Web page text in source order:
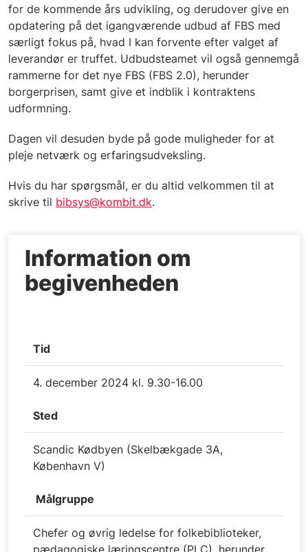
for de kommende års udvikling, og derudover give en
opdatering på det igangværende udbud af FBS med
særligt fokus på, hvad I kan forvente efter valget af
leverandør er truffet. Udbudsteamet vil også gennemgå
rammerne for det nye FBS (FBS 2.0), herunder
borgerprisen, samt give et indblik i kontraktens
udformning.
Dagen vil desuden byde på gode muligheder for at
pleje netværk og erfaringsudveksling.
Hvis du har spørgsmål, er du altid velkommen til at
skrive til bibsys@kombit.dk.
Information om
begivenheden
Tid
4. december 2024 kl. 9.30-16.00
Sted
Scandic Kødbyen (Skelbækgade 3A,
København V)
Målgruppe
Chefer og øvrig ledelse for folkebiblioteker,